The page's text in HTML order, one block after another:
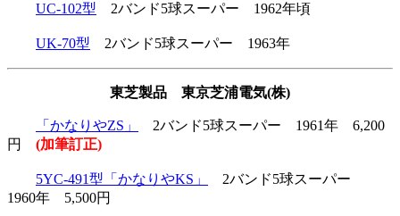
UC-102型 2バンド5球スーパー 1962年頃
UK-70型 2バンド5球スーパー 1963年
東芝製品 東京芝浦電気(株)
「かなりやZS」
2バンド5球スーパー 1961年 6,200
円 (加筆訂正)
5YC-491型「かなりやKS」
2バンド5球スーパー
1960年 5,500円